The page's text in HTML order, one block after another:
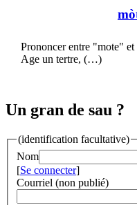
Prononcer entre "mote"
Age un tertre, (…)
Un gran de sau ?
(identification facultative)
Nom
[Se connecter]
Courriel (non publié)